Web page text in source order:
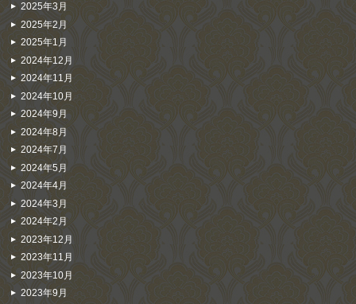
2025年3月
2025年2月
2025年1月
2024年12月
2024年11月
2024年10月
2024年9月
2024年8月
2024年7月
2024年5月
2024年4月
2024年3月
2024年2月
2023年12月
2023年11月
2023年10月
2023年9月